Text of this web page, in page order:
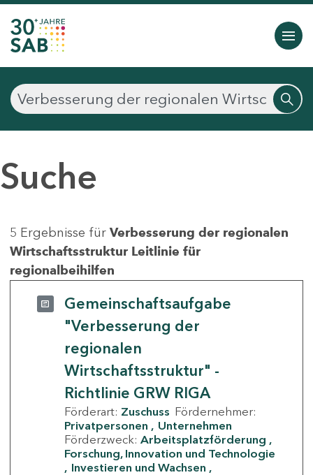
Suche
5 Ergebnisse für Verbesserung der regionalen
Wirtschaftsstruktur Leitlinie für
regionalbeihilfen
Gemeinschaftsaufgabe
"Verbesserung der
regionalen
Wirtschaftsstruktur" -
Richtlinie GRW RIGA
Förderart: Zuschuss Fördernehmer:
Privatpersonen
Unternehmen
Förderzweck: Arbeitsplatzförderung
Forschung, Innovation und Technologie
Investieren und Wachsen